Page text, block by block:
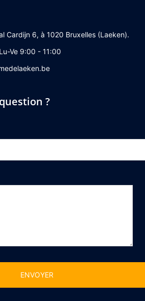
Cardijn 6, à 1020 Bruxelles (Laeken).
Ve 9:00 - 11:00
?